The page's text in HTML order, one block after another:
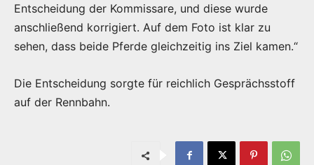
Entscheidung der Kommissare, und diese wurde
anschließend korrigiert. Auf dem Foto ist klar zu
sehen, dass beide Pferde gleichzeitig ins Ziel kamen.“
Die Entscheidung sorgte für reichlich Gesprächsstoff
auf der Rennbahn.